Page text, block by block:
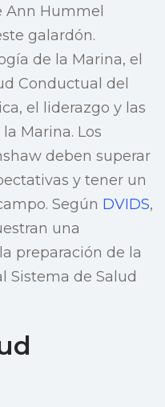
Ann Hummel
galardón.
de la Marina, el
Conductual del
el liderazgo y las
Marina. Los
deben superar
y tener un
Según DVIDS,
una
preparación de la
Sistema de Salud